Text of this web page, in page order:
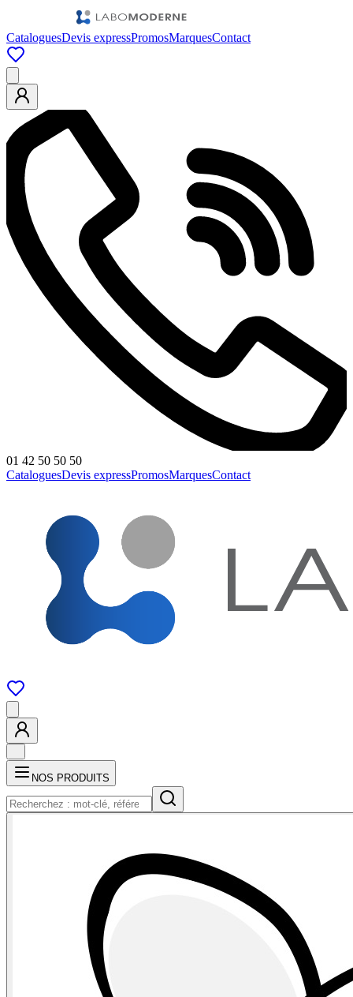
CataloguesDevis expressPromosMarquesContact
01 42 50 50 50
CataloguesDevis expressPromosMarquesContact
NOS PRODUITS